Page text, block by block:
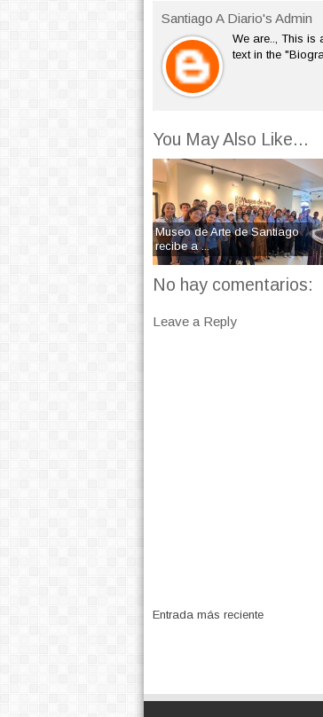
Santiago A Diario's Admin
We are.., This is
text in the
You May Also Like...
Museo de Arte de Santiago
recibe a ...
No hay comentarios:
Leave a Reply
Entrada más reciente